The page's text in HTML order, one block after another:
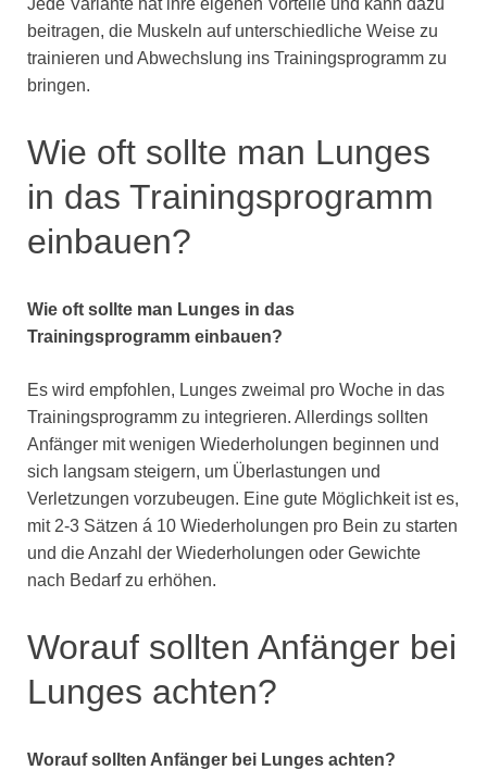
Jede Variante hat ihre eigenen Vorteile und kann dazu
beitragen, die Muskeln auf unterschiedliche Weise zu
trainieren und Abwechslung ins Trainingsprogramm zu
bringen.
Wie oft sollte man Lunges
in das Trainingsprogramm
einbauen?
Wie oft sollte man Lunges in das
Trainingsprogramm einbauen?
Es wird empfohlen, Lunges zweimal pro Woche in das
Trainingsprogramm zu integrieren. Allerdings sollten
Anfänger mit wenigen Wiederholungen beginnen und
sich langsam steigern, um Überlastungen und
Verletzungen vorzubeugen. Eine gute Möglichkeit ist es,
mit 2-3 Sätzen á 10 Wiederholungen pro Bein zu starten
und die Anzahl der Wiederholungen oder Gewichte
nach Bedarf zu erhöhen.
Worauf sollten Anfänger bei
Lunges achten?
Worauf sollten Anfänger bei Lunges achten?